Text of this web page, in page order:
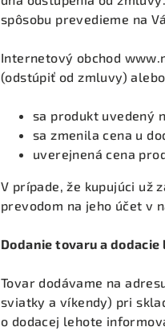
spôsobu prevedieme na
Internetový obchod
(odstúpiť od zmluvy)
sa produkt uvedený
sa zmenila cena u
uverejnená cena
V prípade, že kupujúci už
prevodom na jeho účet v
Dodanie tovaru a
Tovar dodávame na
sviatky a víkendy) pri
o dodacej lehote